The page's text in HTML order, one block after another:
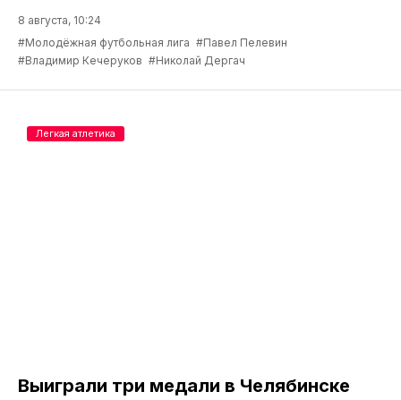
8 августа, 10:24
#Молодёжная футбольная лига #Павел Пелевин
#Владимир Кечеруков #Николай Дергач
Выиграли три медали в Челябинске
Легкая атлетика